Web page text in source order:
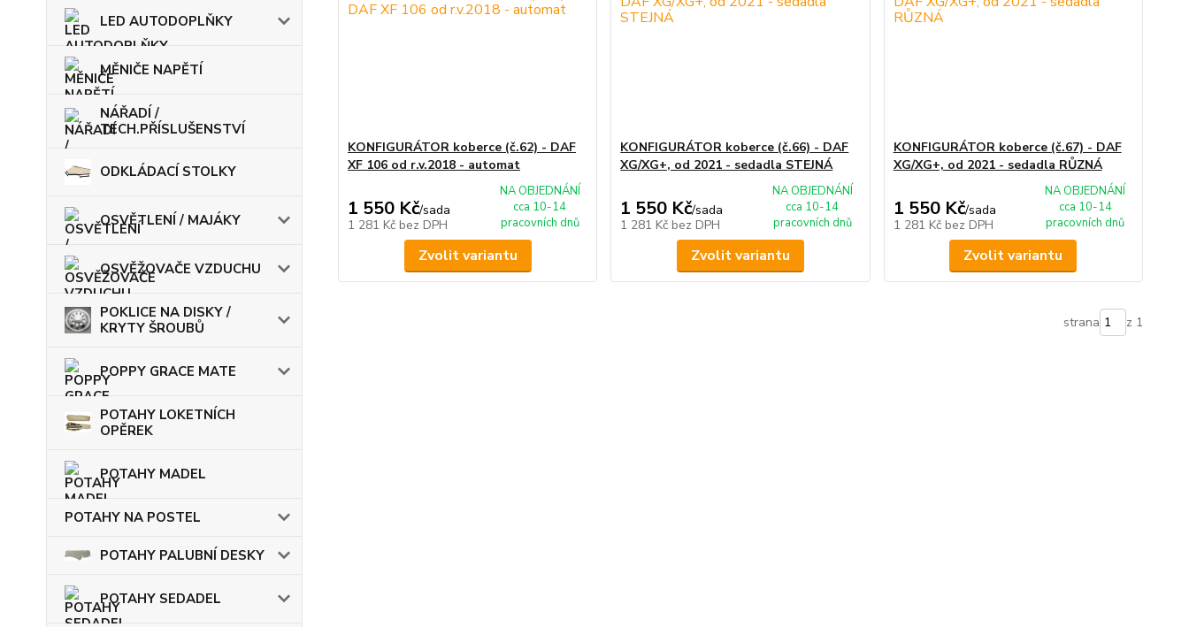
LED AUTODOPLŇKY
MĚNIČE NAPĚTÍ
NÁŘADÍ /
TECH.PŘÍSLUŠENSTVÍ
ODKLÁDACÍ STOLKY
OSVĚTLENÍ / MAJÁKY
OSVĚŽOVAČE VZDUCHU
POKLICE NA DISKY /
KRYTY ŠROUBŮ
POPPY GRACE MATE
POTAHY LOKETNÍCH
OPĚREK
POTAHY MADEL
POTAHY NA POSTEL
POTAHY PALUBNÍ DESKY
POTAHY SEDADEL
KONFIGURÁTOR koberce (č.62) - DAF
XF 106 od r.v.2018 - automat
1 550 Kč/sada
1 281 Kč bez DPH
NA OBJEDNÁNÍ
cca 10-14
pracovních dnů
Zvolit variantu
KONFIGURÁTOR koberce (č.66) - DAF
XG/XG+, od 2021 - sedadla STEJNÁ
1 550 Kč/sada
1 281 Kč bez DPH
NA OBJEDNÁNÍ
cca 10-14
pracovních dnů
Zvolit variantu
KONFIGURÁTOR koberce (č.67) - DAF
XG/XG+, od 2021 - sedadla RŮZNÁ
1 550 Kč/sada
1 281 Kč bez DPH
NA OBJEDNÁNÍ
cca 10-14
pracovních dnů
Zvolit variantu
strana z 1